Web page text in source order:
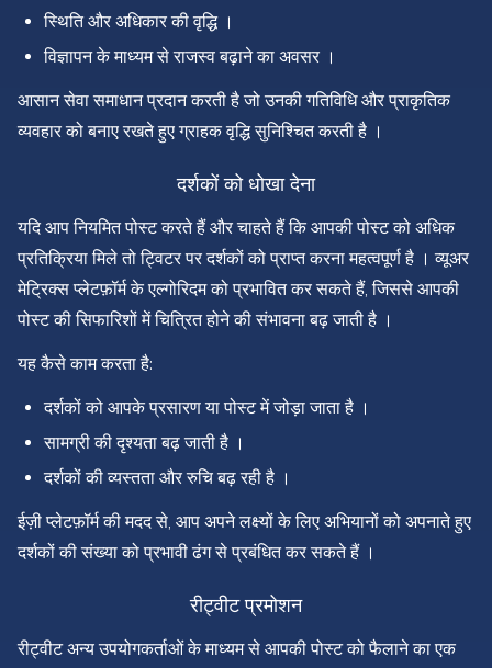
स्थिति और अधिकार की वृद्धि ।
विज्ञापन के माध्यम से राजस्व बढ़ाने का अवसर ।
आसान सेवा समाधान प्रदान करती है जो उनकी गतिविधि और प्राकृतिक
व्यवहार को बनाए रखते हुए ग्राहक वृद्धि सुनिश्चित करती है ।
दर्शकों को धोखा देना
यदि आप नियमित पोस्ट करते हैं और चाहते हैं कि आपकी पोस्ट को अधिक
प्रतिक्रिया मिले तो ट्विटर पर दर्शकों को प्राप्त करना महत्वपूर्ण है । व्यूअर
मेट्रिक्स प्लेटफ़ॉर्म के एल्गोरिदम को प्रभावित कर सकते हैं, जिससे आपकी
पोस्ट की सिफारिशों में चित्रित होने की संभावना बढ़ जाती है ।
यह कैसे काम करता है:
दर्शकों को आपके प्रसारण या पोस्ट में जोड़ा जाता है ।
सामग्री की दृश्यता बढ़ जाती है ।
दर्शकों की व्यस्तता और रुचि बढ़ रही है ।
ईज़ी प्लेटफ़ॉर्म की मदद से, आप अपने लक्ष्यों के लिए अभियानों को अपनाते हुए
दर्शकों की संख्या को प्रभावी ढंग से प्रबंधित कर सकते हैं ।
रीट्वीट प्रमोशन
रीट्वीट अन्य उपयोगकर्ताओं के माध्यम से आपकी पोस्ट को फैलाने का एक